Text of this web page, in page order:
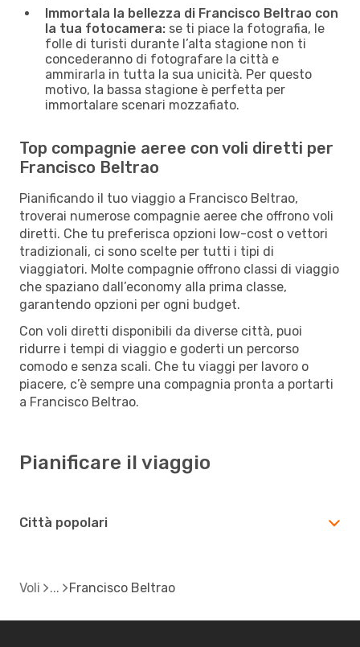
Immortala la bellezza di Francisco Beltrao con
la tua fotocamera: se ti piace la fotografia, le
folle di turisti durante l’alta stagione non ti
concederanno di fotografare la città e
ammirarla in tutta la sua unicità. Per questo
motivo, la bassa stagione è perfetta per
immortalare scenari mozzafiato.
Top compagnie aeree con voli diretti per
Francisco Beltrao
Pianificando il tuo viaggio a Francisco Beltrao,
troverai numerose compagnie aeree che offrono voli
diretti. Che tu preferisca opzioni low-cost o vettori
tradizionali, ci sono scelte per tutti i tipi di
viaggiatori. Molte compagnie offrono classi di viaggio
che spaziano dall’economy alla prima classe,
garantendo opzioni per ogni budget.
Con voli diretti disponibili da diverse città, puoi
ridurre i tempi di viaggio e goderti un percorso
comodo e senza scali. Che tu viaggi per lavoro o
piacere, c’è sempre una compagnia pronta a portarti
a Francisco Beltrao.
Pianificare il viaggio
Città popolari
Voli Francisco Beltrao